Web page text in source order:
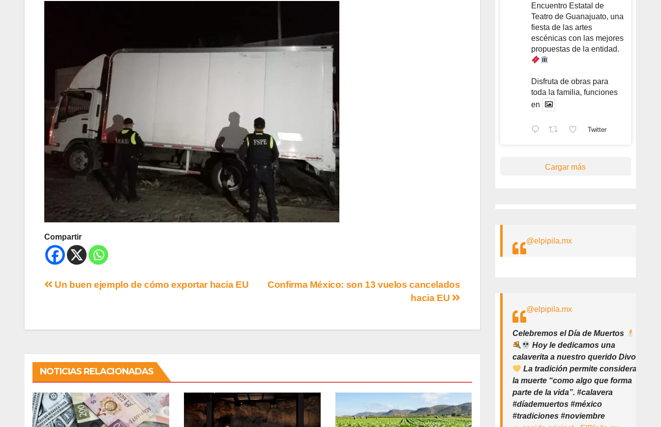
Compartir
Confirma México: son 13 vuelos cancelados
hacia EU
Un buen ejemplo de cómo exportar hacia EU
NOTICIAS RELACIONADAS
Encuentro Estatal de
Teatro de Guanajuato, una
fiesta de las artes
escénicas con las mejores
propuestas de la entidad.
Disfruta de obras para
toda la familia, funciones
en
Twitter
Cargar más
@elpipila.mx
@elpipila.mx
Celebremos el Día de Muertos
Hoy le dedicamos una
calaverita a nuestro querido Divo
La tradición permite considerar
la muerte “como algo que forma
parte de la vida”. #calavera
#díademuertos #méxico
#tradiciones #noviembre